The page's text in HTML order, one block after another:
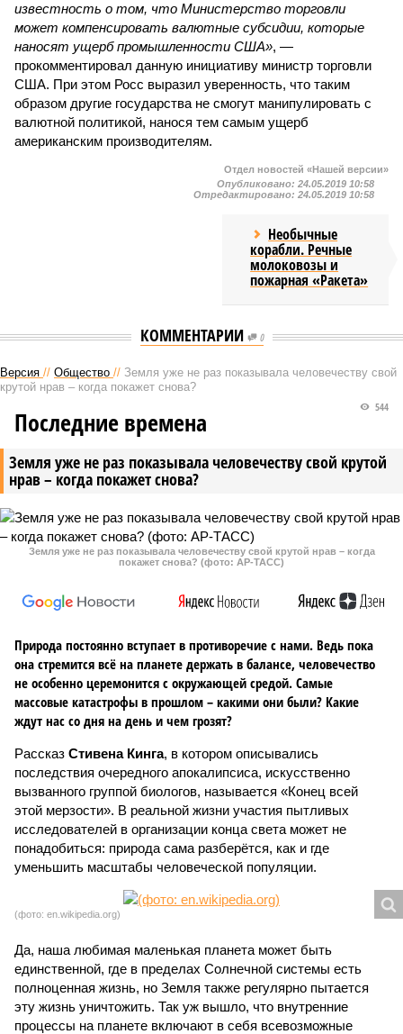
известность о том, что Министерство торговли
может компенсировать валютные субсидии, которые
наносят ущерб промышленности США», —
прокомментировал данную инициативу министр торговли
США. При этом Росс выразил уверенность, что таким
образом другие государства не смогут манипулировать с
валютной политикой, нанося тем самым ущерб
американским производителям.
Отдел новостей «Нашей версии»
Опубликовано: 24.05.2019 10:58
Отредактировано: 24.05.2019 10:58
Необычные
корабли. Речные
молоковозы и
пожарная «Ракета»
КОММЕНТАРИИ 0
Версия // Общество // Земля уже не раз показывала человечеству свой
крутой нрав – когда покажет снова?
Земля уже не раз показывала человечеству свой крутой
нрав – когда покажет снова?
544
Последние времена
Земля уже не раз показывала человечеству свой крутой нрав – когда
покажет снова? (фото: АР-ТАСС)
Природа постоянно вступает в противоречие с нами. Ведь пока
она стремится всё на планете держать в балансе, человечество
не особенно церемонится с окружающей средой. Самые
массовые катастрофы в прошлом – какими они были? Какие
ждут нас со дня на день и чем грозят?
Рассказ Стивена Кинга, в котором описывались
последствия очередного апокалипсиса, искусственно
вызванного группой биологов, называется «Конец всей
этой мерзости». В реальной жизни участия пытливых
исследователей в организации конца света может не
понадобиться: природа сама разберётся, как и где
уменьшить масштабы человеческой популяции.
(фото: en.wikipedia.org)
Да, наша любимая маленькая планета может быть
единственной, где в пределах Солнечной системы есть
полноценная жизнь, но Земля также регулярно пытается
эту жизнь уничтожить. Так уж вышло, что внутренние
процессы на планете включают в себя всевозможные